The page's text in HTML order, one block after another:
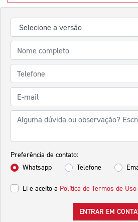
Preferência de contato:
Whatsapp
Telefone
Li e aceito a Política de Termos de
ENTRAR EM